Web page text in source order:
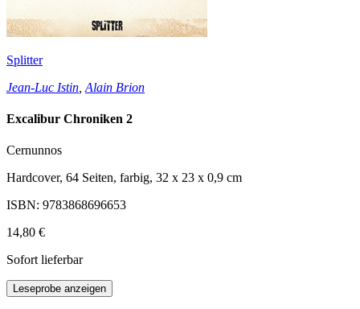
Splitter
Jean-Luc Istin Alain Brion
Excalibur Chroniken 2
Cernunnos
Hardcover, 64 Seiten, farbig, 32 x 23 x 0,9 cm
ISBN: 9783868696653
14,80 €
Sofort lieferbar
Leseprobe anzeigen